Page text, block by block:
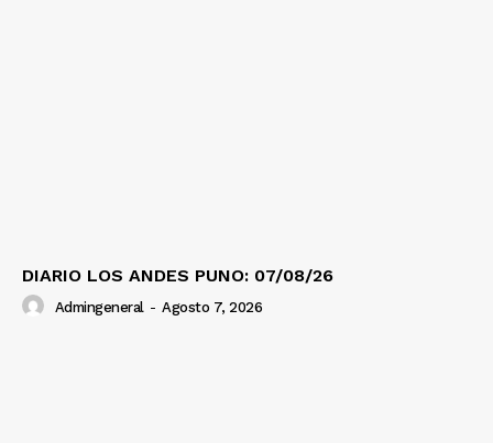
DIARIO LOS ANDES PUNO: 07/08/26
Admingeneral - Agosto 7, 2026